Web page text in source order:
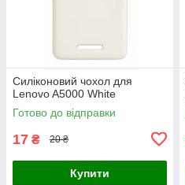
Силіконовий чохол для
Lenovo A5000 White
Готово до відправки
17 ₴ 20 ₴
Купити